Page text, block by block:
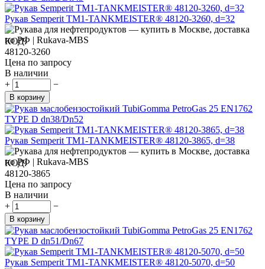
Рукав Semperit TM1-TANKMEISTER® 48120-3260, d=32
КОД:
48120-3260
Цена по запросу
В наличии
+
−
В корзину
Рукав Semperit TM1-TANKMEISTER® 48120-3865, d=38
КОД:
48120-3865
Цена по запросу
В наличии
+
−
В корзину
Рукав Semperit TM1-TANKMEISTER® 48120-5070, d=50